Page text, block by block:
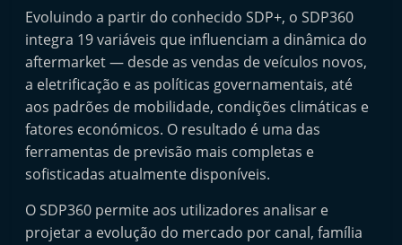
n
d
e
n
t
e
A
f
Evoluindo a partir do conhecido SDP+, o SDP360
integra 19 variáveis que influenciam a dinâmica do
aftermarket — desde as vendas de veículos novos,
a eletrificação e as políticas governamentais, até
aos padrões de mobilidade, condições climáticas e
fatores económicos. O resultado é uma das
ferramentas de previsão mais completas e
sofisticadas atualmente disponíveis.
O SDP360 permite aos utilizadores analisar e
projetar a evolução do mercado por canal, família